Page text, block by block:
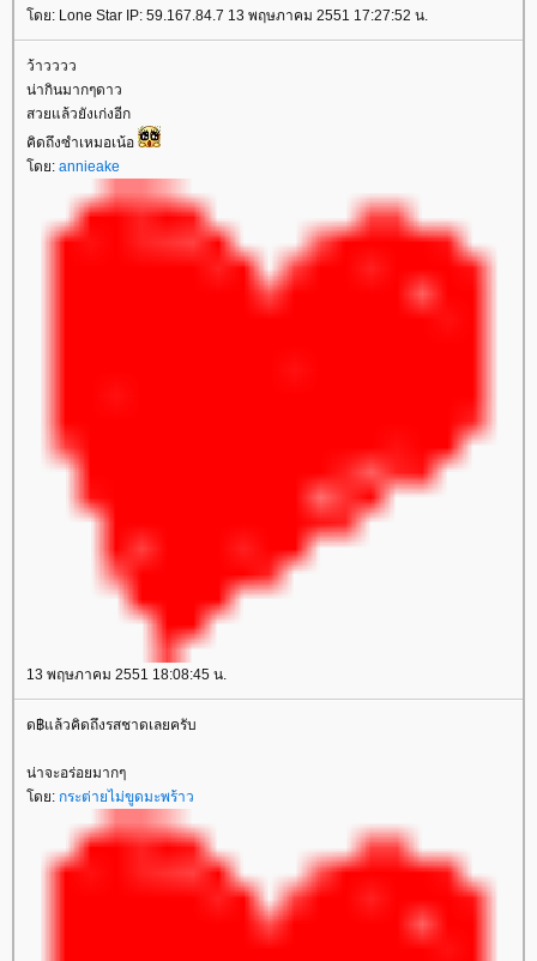
ดย: Lone Star IP: 59.167.84.7 13 พฤษภาคม 2551 17:27:52 น.
ว้าวววว
น่ากินมากๆดาว
สวยแล้วยังเก่งอีก
คิดถึงซำเหมอเน้อ
ดย: annieake
13 พฤษภาคม 2551 18:08:45 น.
ด฿แล้วคิดถึงรสชาดเลยครับ
น่าจะอร่อยมากๆ
ดย: กระต่ายไม่ขูดมะพร้าว